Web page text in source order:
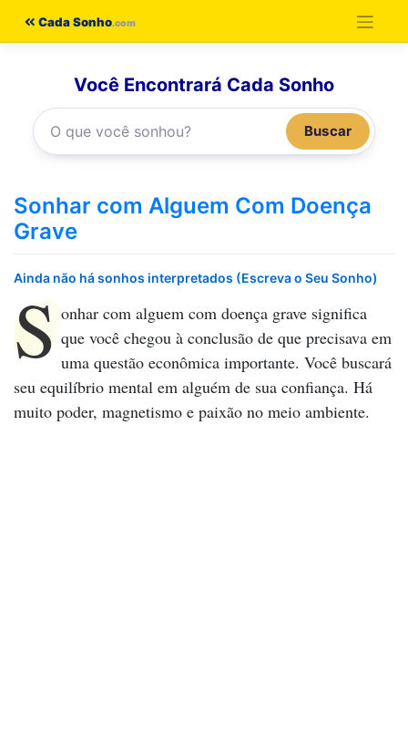
Cada Sonho
Você Encontrará Cada Sonho
Buscar
Sonhar com Alguem Com Doença
Grave
Ainda não há sonhos interpretados (Escreva o Seu Sonho)
S onhar com alguem com doença grave significa
que você chegou à conclusão de que precisava em
uma questão econômica importante. Você buscará
seu equilíbrio mental em alguém de sua confiança. Há
muito poder, magnetismo e paixão no meio ambiente.